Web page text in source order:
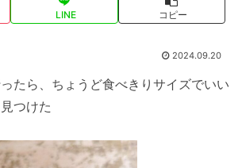
LINE コピー
2024.09.20
たら、ちょうど食べきりサイズでいい
つけた